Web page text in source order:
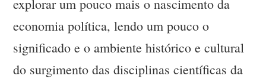
explorar um pouco mais o nascimento da
economia política, lendo um pouco o
significado e o ambiente histórico e cultural
do surgimento das disciplinas científicas da